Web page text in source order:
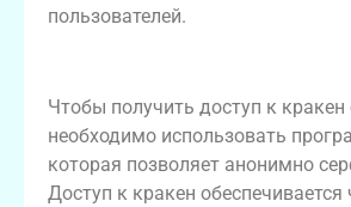
пользователей.
Чтобы получить доступ к кракен
необходимо использовать
которая позволяет анонимно
Доступ к кракен обеспечивается